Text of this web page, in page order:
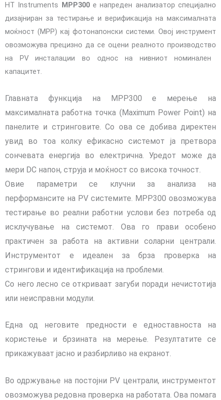
HT Instruments MPP300е напреден анализатор специјално
дизајниран за тестирање и верификација на максималната
моќност (MPP) кај фотонапонски системи. Овој инструмент
овозможува прецизно да се оцени реалното производство
на PV инсталации во однос на нивниот номинален
капацитет.
Главната функција на MPP300 е мерење на
максималната работна точка (Maximum Power Point) на
панелите и стринговите. Со ова се добива директен
увид во тоа колку ефикасно системот ја претвора
сончевата енергија во електрична. Уредот може да
мери DC напон, струја и моќност со висока точност.
Овие параметри се клучни за анализа на
перформансите на PV системите. MPP300 овозможува
тестирање во реални работни услови без потреба од
исклучување на системот.
Ова го прави особено
практичен за работа на активни соларни централи.
Инструментот е идеален за брза проверка на
стрингови и идентификација на проблеми.
Со него лесно се откриваат загуби поради нечистотија
или неисправни модули.
Една од неговите предности е едноставноста на
користење и брзината на мерење.
Резултатите се
прикажуваат јасно и разбирливо на екранот.
Во одржување на постојни PV централи, инструментот
овозможува редовна проверка на работата. Ова помага